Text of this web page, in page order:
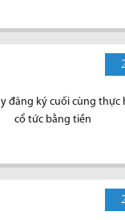
đăng ký cuối cùng thực
cổ tức bằng tiền